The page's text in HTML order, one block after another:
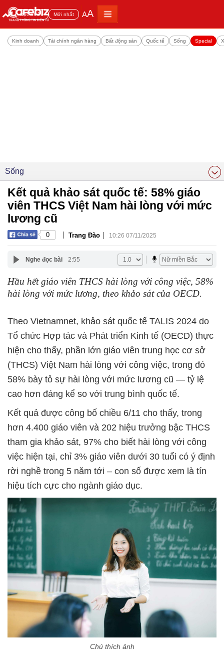
Đọc nhiều Mới nhất AA
Kinh doanh Tài chính ngân hàng Bất động sản Quốc tế Sống Special
Sống
Kết quả khảo sát quốc tế: 58% giáo
viên THCS Việt Nam hài lòng với mức
lương cũ
0 | Trang Đào | 10:26 07/11/2025
Nghe đọc bài 2:55
Hầu hết giáo viên THCS hài lòng với công việc, 58%
hài lòng với mức lương, theo khảo sát của OECD.
Theo Vietnamnet, khảo sát quốc tế TALIS 2024 do
Tổ chức Hợp tác và Phát triển Kinh tế (OECD) thực
hiện cho thấy, phần lớn giáo viên trung học cơ sở
(THCS) Việt Nam hài lòng với công việc, trong đó
58% bày tỏ sự hài lòng với mức lương cũ — tỷ lệ
cao hơn đáng kể so với trung bình quốc tế.
Kết quả được công bố chiều 6/11 cho thấy, trong
hơn 4.400 giáo viên và 202 hiệu trưởng bậc THCS
tham gia khảo sát, 97% cho biết hài lòng với công
việc hiện tại, chỉ 3% giáo viên dưới 30 tuổi có ý định
rời nghề trong 5 năm tới – con số được xem là tín
hiệu tích cực cho ngành giáo dục.
Chú thích ảnh